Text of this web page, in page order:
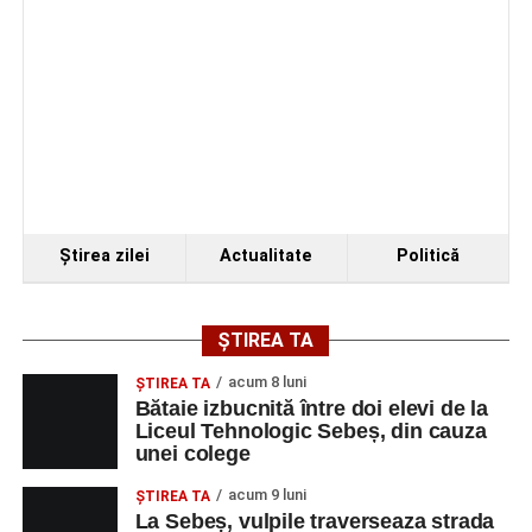
Ştirea zilei Actualitate Politică
ȘTIREA TA
ŞTIREA TA acum 8 luni
Bătaie izbucnită între doi elevi de la
Liceul Tehnologic Sebeș, din cauza
unei colege
ŞTIREA TA acum 9 luni
La Sebeș, vulpile traverseaza strada